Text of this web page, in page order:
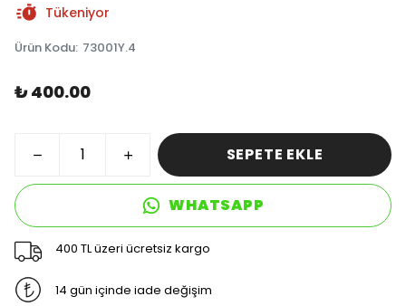
Tükeniyor
Ürün Kodu: 73001Y.4
₺ 400.00
SEPETE EKLE
WHATSAPP
400 TL üzeri ücretsiz kargo
14 gün içinde iade değişim